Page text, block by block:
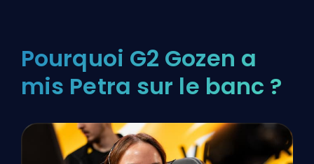
Pourquoi G2 Gozen a
mis Petra sur le banc ?